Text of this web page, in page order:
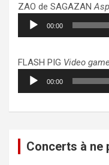
ZAO de SAGAZAN
Lecteur
audio
00:00
FLASH PIG Video
Lecteur
audio
00:00
Concerts à ne